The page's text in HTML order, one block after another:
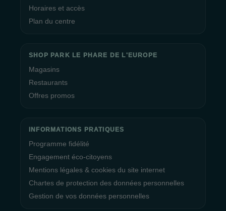
Horaires et accès
Plan du centre
SHOP PARK LE PHARE DE L'EUROPE
Magasins
Restaurants
Offres promos
INFORMATIONS PRATIQUES
Programme fidélité
Engagement éco-citoyens
Mentions légales & cookies du site internet
Chartes de protection des données personnelles
Gestion de vos données personnelles